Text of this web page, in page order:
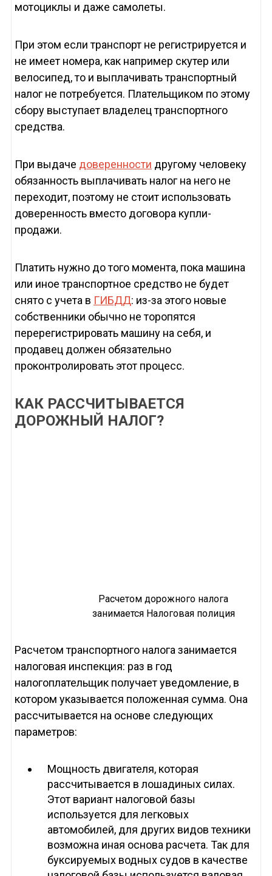
мотоциклы и даже самолеты.
При этом если транспорт не регистрируется и
не имеет номера, как например скутер или
велосипед, то и выплачивать транспортный
налог не потребуется. Плательщиком по этому
сбору выступает владелец транспортного
средства.
При выдаче доверенности другому человеку
обязанность выплачивать налог на него не
переходит, поэтому не стоит использовать
доверенность вместо договора купли-
продажи.
Платить нужно до того момента, пока машина
или иное транспортное средство не будет
снято с учета в ГИБДД: из-за этого новые
собственники обычно не торопятся
перерегистрировать машину на себя, и
продавец должен обязательно
проконтролировать этот процесс.
КАК РАССЧИТЫВАЕТСЯ
ДОРОЖНЫЙ НАЛОГ?
Расчетом дорожного налога
занимается Налоговая полиция
Расчетом транспортного налога занимается
налоговая инспекция: раз в год
налогоплательщик получает уведомление, в
котором указывается положенная сумма. Она
рассчитывается на основе следующих
параметров:
Мощность двигателя, которая
рассчитывается в лошадиных силах.
Этот вариант налоговой базы
используется для легковых
автомобилей, для других видов техники
возможна иная основа расчета. Так для
буксируемых водных судов в качестве